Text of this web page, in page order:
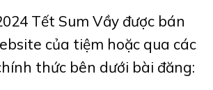
Tết Sum Vầy được bán
của tiệm hoặc qua các
thức bên dưới bài đăng: